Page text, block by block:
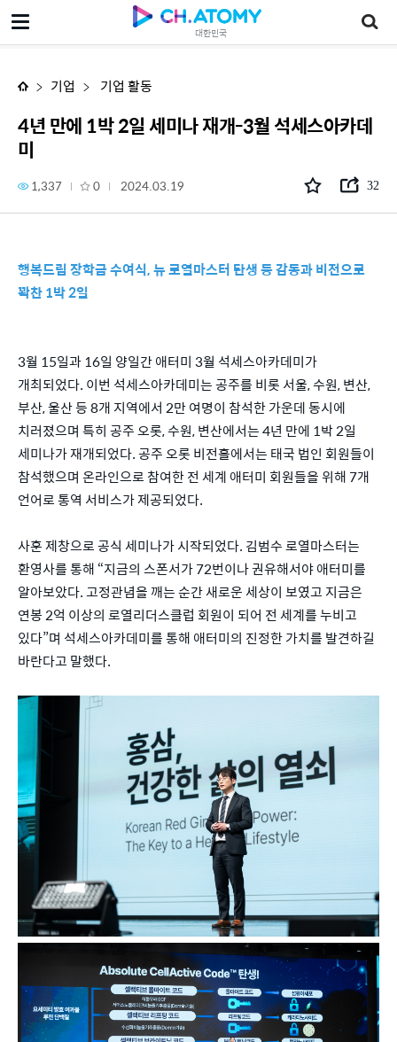
대한민국
4년 만에 1박 2일 세미나 재개-3월 석세스아카데미
기업 기업 활동
4년 만에 1박 2일 세미나 재개-3월 석세스아카데
미
1,337 0 2024.03.19 32
행복드림 장학금 수여식, 뉴 로열마스터 탄생 등 감동과 비전으로
꽉찬 1박 2일
3월 15일과 16일 양일간 애터미 3월 석세스아카데미가
개최되었다. 이번 석세스아카데미는 공주를 비롯 서울, 수원, 변산,
부산, 울산 등 8개 지역에서 2만 여명이 참석한 가운데 동시에
치러졌으며 특히 공주 오롯, 수원, 변산에서는 4년 만에 1박 2일
세미나가 재개되었다. 공주 오롯 비전홀에서는 태국 법인 회원들이
참석했으며 온라인으로 참여한 전 세계 애터미 회원들을 위해 7개
언어로 통역 서비스가 제공되었다.
사훈 제창으로 공식 세미나가 시작되었다. 김범수 로열마스터는
환영사를 통해 “지금의 스폰서가 72번이나 권유해서야 애터미를
알아보았다. 고정관념을 깨는 순간 새로운 세상이 보였고 지금은
연봉 2억 이상의 로열리더스클럽 회원이 되어 전 세계를 누비고
있다”며 석세스아카데미를 통해 애터미의 진정한 가치를 발견하길
바란다고 말했다.